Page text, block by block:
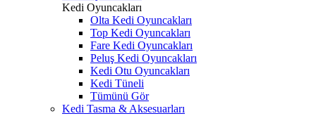
Kedi Oyuncakları
Olta Kedi Oyuncakları
Top Kedi Oyuncakları
Fare Kedi Oyuncakları
Peluş Kedi Oyuncakları
Kedi Otu Oyuncakları
Kedi Tüneli
Tümünü Gör
Kedi Tasma & Aksesuarları